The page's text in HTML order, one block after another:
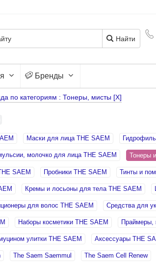
Найти
Бренды
по категориям : Тонеры, мисты [X]
Маски для лица THE SAEM
молочко для лица THE SAEM Тонеры
SAEM Пробники THE SAEM Тинты и
Кремы и лосьоны для тела THE SAEM
для волос THE SAEM Средства для
Наборы косметики THE SAEM Праймеры,
улитки THE SAEM Аксессуары THE
The Saem Saemmul The Saem Cell Renew